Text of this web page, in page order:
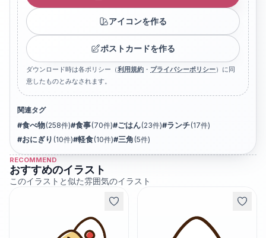
アイコンを作る
ポストカードを作る
ダウンロード時は各ポリシー（利用規約 ・ プライバシーポリシー）に同
意したものとみなされます。
関連タグ
#食べ物(258件)#食事(70件)#ごはん(23件)#ランチ(17件)
#おにぎり (10件)#軽食(10件)#三角 (5件)
RECOMMEND
おすすめのイラスト
このイラストと似た雰囲気のイラスト